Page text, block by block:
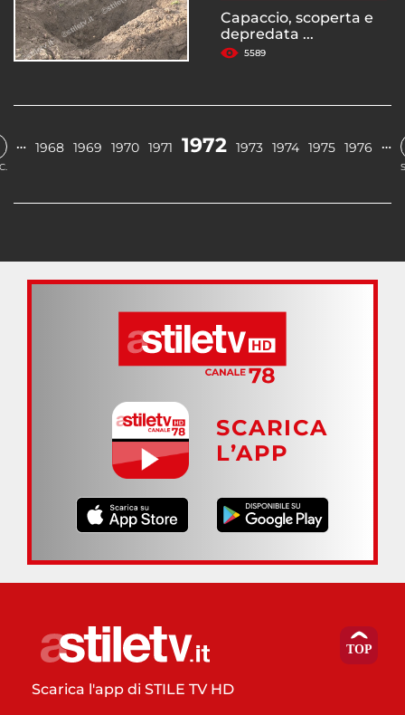
Capaccio, scoperta e
depredata ...
5589
… 1968 1969 1970 1971 1972 1973 1974 1975 1976 …
SCARICA
L’APP
Scarica l'app di STILE TV HD